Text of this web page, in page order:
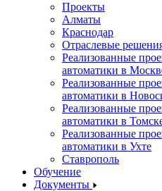
Проекты
Алматы
Краснодар
Отраслевые
Реализованные
автоматики в
Реализованные
автоматики в
Реализованные
автоматики в
Реализованные
автоматики в Ухте
Ставрополь
Обучение
Документы